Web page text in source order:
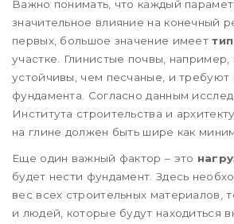
Важно понимать, что каждый
значительное влияние на конечный
первых, большое значение имеет
участке. Глинистые почвы, например,
устойчивы, чем песчаные, и требуют
фундамента. Согласно данным
Института строительства и
на глине должен быть шире как
Еще один важный фактор – это
будет нести фундамент. Здесь
вес всех строительных материалов,
и людей, которые будут находиться